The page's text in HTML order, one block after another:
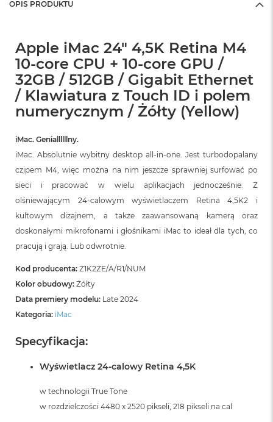
OPIS PRODUKTU
Apple iMac 24" 4,5K Retina M4
10-core CPU + 10-core GPU /
32GB / 512GB / Gigabit Ethernet
/ Klawiatura z Touch ID i polem
numerycznym / Żółty (Yellow)
iMac. Geniallllllny.
iMac. Absolutnie wybitny desktop all‑in‑one. Jest turbodopalany
czipem M4, więc można na nim jeszcze sprawniej surfować po
sieci i pracować w wielu aplikacjach jednocześnie. Z
olśniewającym 24‑calowym wyświetlaczem Retina 4,5K2 i
kultowym dizajnem, a także zaawansowaną kamerą oraz
doskonałymi mikrofonami i głośnikami iMac to ideał dla tych, co
pracują i grają. Lub odwrotnie.
Kod producenta: Z1K2ZE/A/R1/NUM
Kolor obudowy: Żółty
Data premiery modelu: Late 2024
Kategoria: iMac
Specyfikacja:
Wyświetlacz 24-calowy Retina 4,5K
w technologii True Tone
w rozdzielczości 4480 x 2520 pikseli, 218 pikseli na cal